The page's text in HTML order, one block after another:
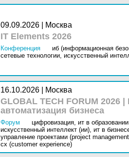
09.09.2026 | Москва
IT Elements 2026
Конференция
иб (информационная
сетевые технологии, искусственный
16.10.2026 | Москва
GLOBAL TECH FORUM
автоматизация бизнеса
Форум цифровизация, ит в
искусственный интеллект (ии), ит в
управление проектами (project
cx (customer experience)